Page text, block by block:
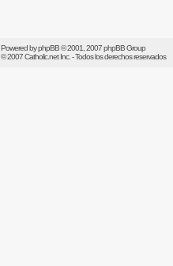
Powered byphpBB© 2001, 2007 phpBB Group
© 2007Catholic.netInc. - Todos los derechos reservados